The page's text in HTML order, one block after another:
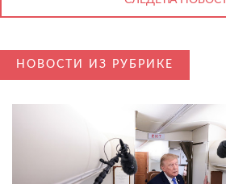
НОВОСТИ ИЗ РУБРИКЕ